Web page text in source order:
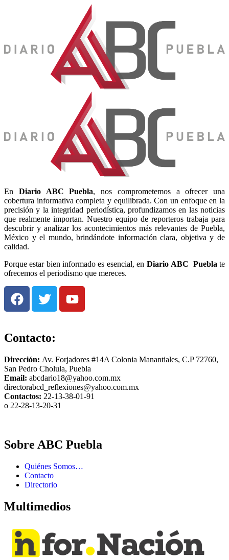
En Diario ABC Puebla, nos comprometemos a ofrecer una
cobertura informativa completa y equilibrada. Con un enfoque en la
precisión y la integridad periodística, profundizamos en las noticias
que realmente importan. Nuestro equipo de reporteros trabaja para
descubrir y analizar los acontecimientos más relevantes de Puebla,
México y el mundo, brindándote información clara, objetiva y de
calidad.
Porque estar bien informado es esencial, en Diario ABC Pueblate
ofrecemos el periodismo que mereces.
Contacto:
Dirección: Av. Forjadores #14A Colonia Manantiales, C.P 72760,
San Pedro Cholula, Puebla
Email: abcdario18@yahoo.com.mx
directorabcd_reflexiones@yahoo.com.mx
Contactos: 22-13-38-01-91
o 22-28-13-20-31
Sobre ABC Puebla
Quiénes Somos…
Contacto
Directorio
Multimedios